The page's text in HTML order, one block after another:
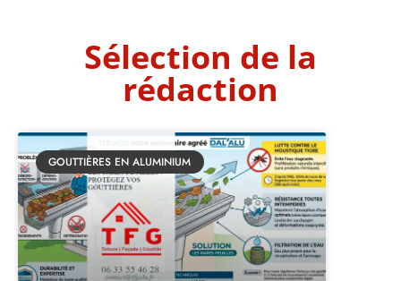
Sélection de la
rédaction
GOUTTIÈRES EN ALUMINIUM